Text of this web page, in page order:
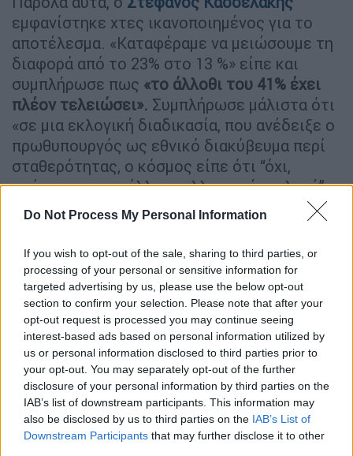
Do Not Process My Personal Information
If you wish to opt-out of the sale, sharing to third parties, or
processing of your personal or sensitive information for
targeted advertising by us, please use the below opt-out
section to confirm your selection. Please note that after your
opt-out request is processed you may continue seeing
interest-based ads based on personal information utilized by
us or personal information disclosed to third parties prior to
your opt-out. You may separately opt-out of the further
disclosure of your personal information by third parties on the
IAB’s list of downstream participants. This information may
also be disclosed by us to third parties on the IAB’s List of
Downstream Participants that may further disclose it to other
εμφανίστηκε χτες ικανοποιημένος για το
αποτέλεσμα. «Καταφέραμε να μειώσουμε τη
διαφορά από το 23% στο 13 %» είπε και
συμπλήρωσε πως «το άλλοθι του 41% έχει
πλέον τελειώσει». Συμπλήρωσε μάλιστα ότι
«σε μια εκλογική διαδικασία, που ανέδειξε ο
πρωθυπουργός ως εθνικό διακύβευμα περί
σταθερότητας, ο κόσμος είπε ότι “όχι,
υπάρχει και μια άλλη εναλλακτική επιλογή”».
Παράλληλα με την ικανοποίησή του ο
διατεθειμένος να προχωρήσει σε σαρωτικές
αλλαγές,επισημαίνοντας χαρακτηριστικά ότι
«ο ελληνικός λαός μου έχει δώσει ξεκάθαρα
τον χρόνο να χτίσω εναλλακτική πρόταση.
Ξέρω και συνειδητοποιώ απόλυτα τη
σημασία αυτής της ευθύνης και αυτό θα
κάνω, όπως το είχα πει και προεκλογικά».
Ο πρόεδρος του ΣΥΡΙΖΑ δεν έκανε κάποια
αναφορά την αποχή, παρά είπε ότι «κάτι δεν